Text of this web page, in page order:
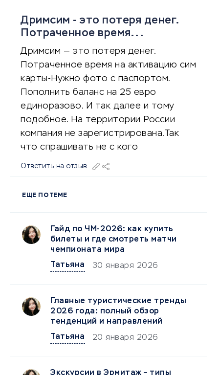
Дримсим - это потеря денег.
Потраченное время...
Дримсим — это потеря денег.
Потраченное время на активацию сим
карты-Нужно фото с паспортом.
Пополнить баланс на 25 евро
единоразово. И так далее и тому
подобное. На территории России
компания не зарегистрирована.Так
что спрашивать не с кого
Ответить на отзыв
ЕЩЕ ПО ТЕМЕ
Гайд по ЧМ-2026: как купить
билеты и где смотреть матчи
чемпионата мира
Татьяна
30 января 2026
Главные туристические тренды
2026 года: полный обзор
тенденций и направлений
Татьяна
20 января 2026
Экскурсии в Эрмитаж – типы